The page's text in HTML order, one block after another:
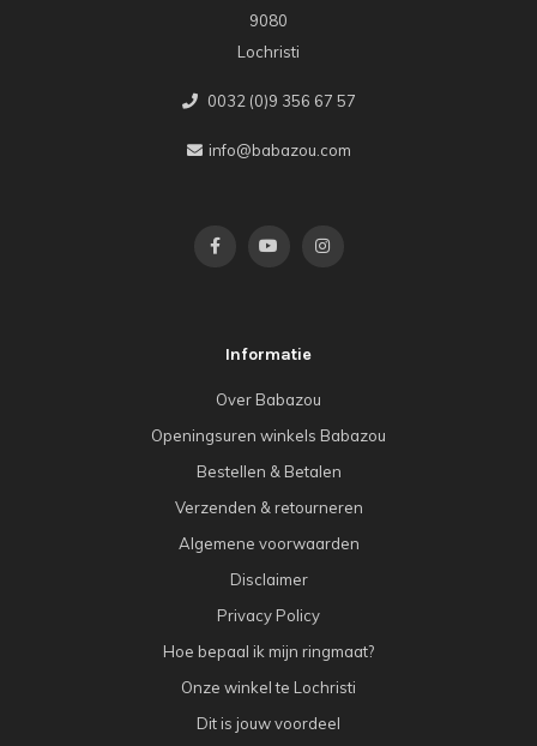
9080
Lochristi
0032 (0)9 356 67 57
info@babazou.com
Informatie
Over Babazou
Openingsuren winkels Babazou
Bestellen & Betalen
Verzenden & retourneren
Algemene voorwaarden
Disclaimer
Privacy Policy
Hoe bepaal ik mijn ringmaat?
Onze winkel te Lochristi
Dit is jouw voordeel